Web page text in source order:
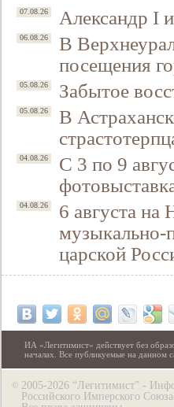
07.08.26 Александр I
06.08.26
В
посещения
05.08.26 Забытое
05.08.26
В
04.08.26
С 3 по 9
04.08.26
6 августа на
музыкально-
царской
ИА «Легитимист» действует без
началах. Все публикуемые на данном
© 2005-2026 “Легитимист” -
Российского Имперского